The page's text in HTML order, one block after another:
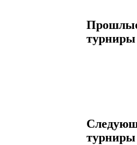
турниры
турниры